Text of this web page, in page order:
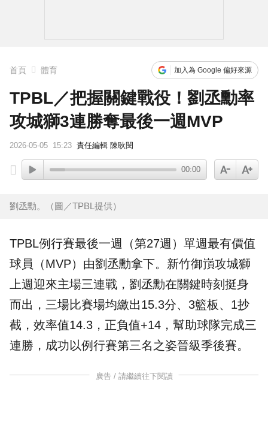
首頁 體育 加入為 Google 偏好來源
TPBL／把握關鍵戰役！劉丞勳率
攻城獅3連勝奪最後一週MVP
2026-05-05 15:23 責任編輯 陳耿閔
00:00
劉丞勳。（圖／TPBL提供）
TPBL例行賽最後一週（第27週）單週最有價值
球員（MVP）由劉丞勳拿下。 新竹御嵿攻城獅
上週迎來主場三連戰，劉丞勳在關鍵時刻挺身
而出，三場比賽場均繳出15.3分、3籃板、1抄
截，效率值14.3，正負值+14，幫助球隊完成三
連勝，成功以例行賽第三名之姿晉級季後賽。
廣告 / 請繼續往下閱讀